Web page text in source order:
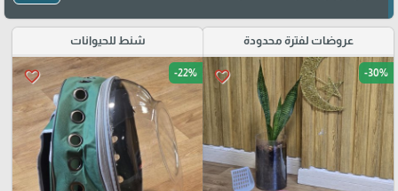
عروضات لفترة محدودة
favorite_border -30%
شنط للحيوانات
favorite_border -22%